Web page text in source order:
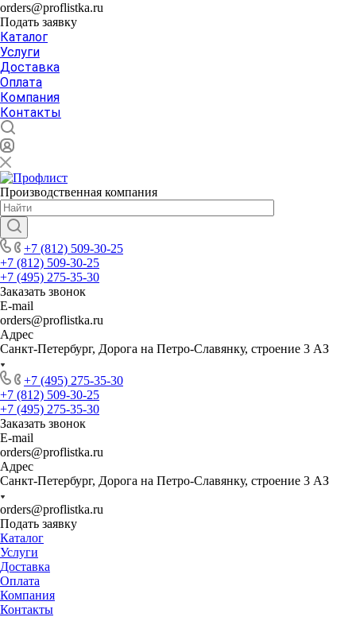
orders@proflistka.ru
Подать заявку
Каталог
Услуги
Доставка
Оплата
Компания
Контакты
Производственная компания
+7 (812) 509-30-25
+7 (812) 509-30-25
+7 (495) 275-35-30
Заказать звонок
E-mail
orders@proflistka.ru
Адрес
Санкт-Петербург, Дорога на Петро-Славянку, строение 3 АЗ
+7 (495) 275-35-30
+7 (812) 509-30-25
+7 (495) 275-35-30
Заказать звонок
E-mail
orders@proflistka.ru
Адрес
Санкт-Петербург, Дорога на Петро-Славянку, строение 3 АЗ
orders@proflistka.ru
Подать заявку
Каталог
Услуги
Доставка
Оплата
Компания
Контакты